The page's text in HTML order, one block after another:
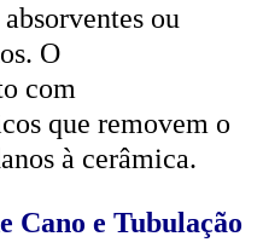
ou
O
com
que removem o
à cerâmica.
Cano e Tubulação